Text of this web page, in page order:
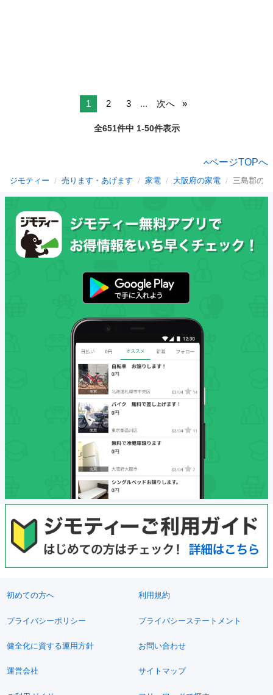
1 2 3 ... 次へ
全651件中 1-50件表示
ページTOPへ
ジモティー 売ります・あげます 家電 大阪府の家電 三島郡の
初めての方へ 利用規約
プライバシーポリシー プライバシーステートメント
健全化に資する運用方針 お問い合わせ
運営会社 サイトマップ